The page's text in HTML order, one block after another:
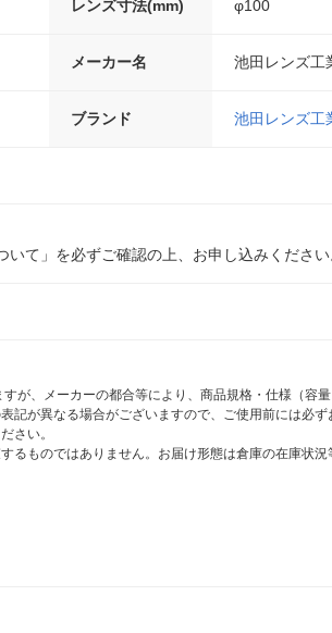
レンズ寸法(mm) φ100
メーカー名 池田レンズ工
ブランド 池田レンズ工
て」を必ずご確認の上、お申し込みください
が、メーカーの都合等により、商品規格・仕様（容
記が異なる場合がございますので、ご使用前には必
さい。
ものではありません。お届け形態は倉庫の在庫状